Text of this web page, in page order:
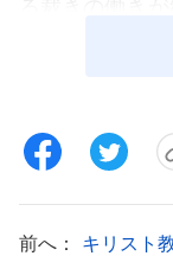
3段階で神が
に、神が二度
実質上、語り、
前へ： キリスト